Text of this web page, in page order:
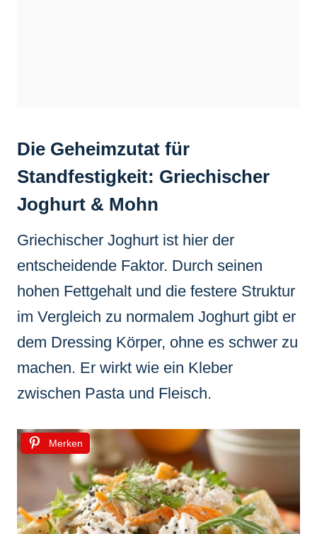
Die Geheimzutat für
Standfestigkeit: Griechischer
Joghurt & Mohn
Griechischer Joghurt ist hier der
entscheidende Faktor. Durch seinen
hohen Fettgehalt und die festere Struktur
im Vergleich zu normalem Joghurt gibt er
dem Dressing Körper, ohne es schwer zu
machen. Er wirkt wie ein Kleber
zwischen Pasta und Fleisch.
Merken